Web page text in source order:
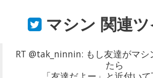
マシン 関連
RT @tak_ninnin: もし友達がマシ
たら